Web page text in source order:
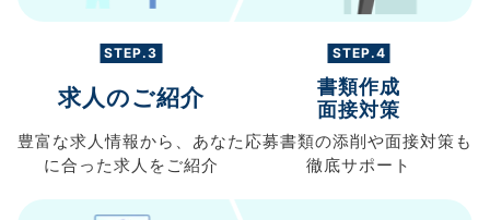
STEP.3
求人のご紹介
豊富な求人情報から、 あなた
に合った求人を ご紹介
STEP.4
書類作成
面接対策
応募書類の添削や面接対策も
徹底サポート